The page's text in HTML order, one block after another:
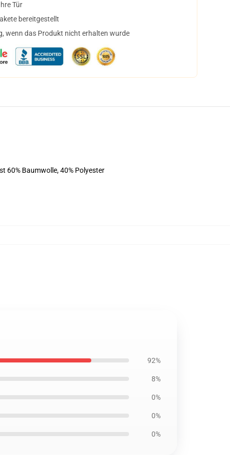
Tür
bereitgestellt
wenn das Produkt nicht erhalten wurde
60% Baumwolle, 40% Polyester
92%
8%
0%
0%
0%